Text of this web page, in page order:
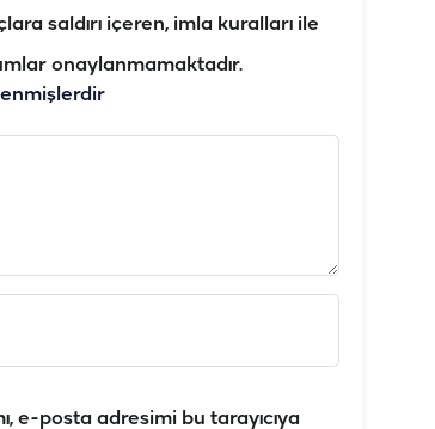
saldırı içeren, imla kuralları ile
onaylanmamaktadır.
e-posta adresimi bu tarayıcıya